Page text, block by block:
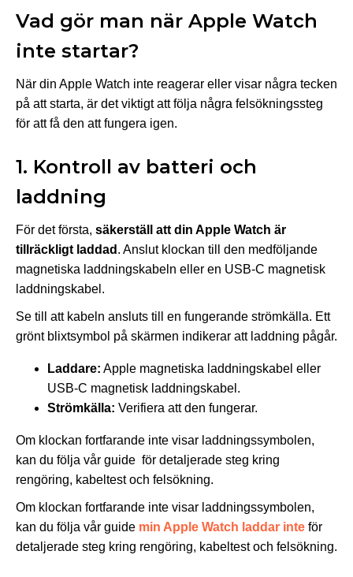
Vad gör man när Apple Watch
inte startar?
När din Apple Watch inte reagerar eller visar några tecken
på att starta, är det viktigt att följa några felsökningssteg
för att få den att fungera igen.
1. Kontroll av batteri och
laddning
För det första, säkerställ att din Apple Watch är
tillräckligt laddad . Anslut klockan till den medföljande
magnetiska laddningskabeln eller en USB-C magnetisk
laddningskabel.
Se till att kabeln ansluts till en fungerande strömkälla. Ett
grönt blixtsymbol på skärmen indikerar att laddning pågår.
Laddare: Apple magnetiska laddningskabel eller
USB-C magnetisk laddningskabel.
Strömkälla: Verifiera att den fungerar.
Om klockan fortfarande inte visar laddningssymbolen,
kan du följa vår guide för detaljerade steg kring
rengöring, kabeltest och felsökning.
Om klockan fortfarande inte visar laddningssymbolen,
kan du följa vår guide min Apple Watch laddar inte för
detaljerade steg kring rengöring, kabeltest och felsökning.